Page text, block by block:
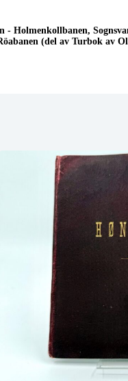
- Holmenkollbanen,
(del av Turbok av